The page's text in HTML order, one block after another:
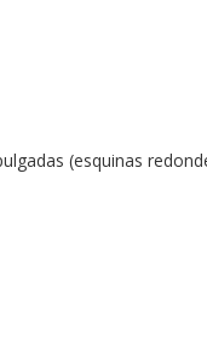
(esquinas